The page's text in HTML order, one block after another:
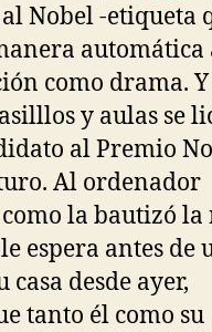
Nobel -etiqueta
automática
como drama. Y
y aulas se
al Premio
Al ordenador
la bautizó la
espera antes de
desde ayer,
tanto él como su